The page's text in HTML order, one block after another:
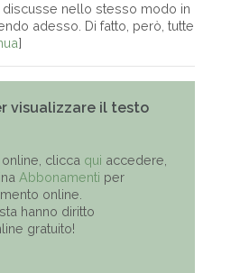
discusse nello stesso modo in
adesso. Di fatto, però, tutte
]
visualizzare il testo
clicca qui accedere,
Abbonamenti per
online.
hanno diritto
gratuito!